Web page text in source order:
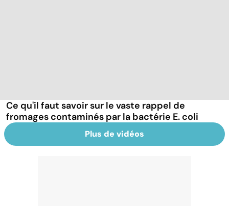
Ce qu'il faut savoir sur le vaste rappel de
fromages contaminés par la bactérie E. coli
Plus de vidéos